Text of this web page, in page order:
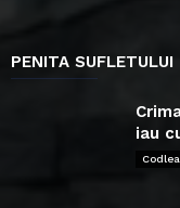
PENITA SUFLETULUI
iau
Codlea